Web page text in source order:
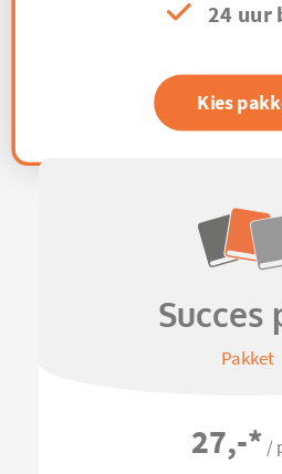
24 uur
Kies
Succes
Pakket
27,-* /